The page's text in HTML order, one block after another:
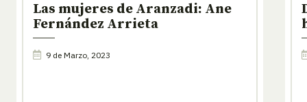
Las mujeres de Aranzadi: Ane
Fernández Arrieta
9 de Marzo, 2023